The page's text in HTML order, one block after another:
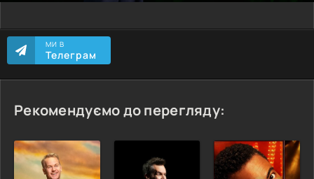
МИ В
Телеграм
Рекомендуємо до перегляду: